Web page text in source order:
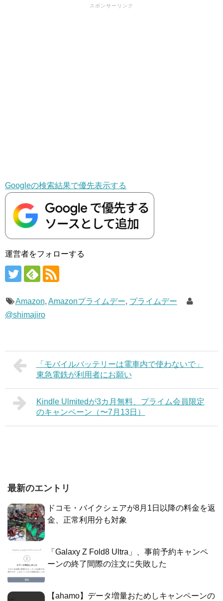
スポンサーリンク
Googleの検索結果で優先表示する
運営者をフォローする
Amazon, Amazonプライムデー, プライムデー
@shimajiro
「モバイルバッテリーは電車内で使わないで」
東急電鉄が利用者にお願い
Kindle Ulmitedが3カ月無料、プライム会員限定
のキャンペーン（〜7月13日）
最新のエントリ
ドコモ・バイクシェアが8月1日以降の料金を返
金、正常利用分も対象
「Galaxy Z Fold8 Ultra」、事前予約キャンペ
ーンの終了間際の注文に失敗した
【ahamo】データ増量おためしキャンペーンの